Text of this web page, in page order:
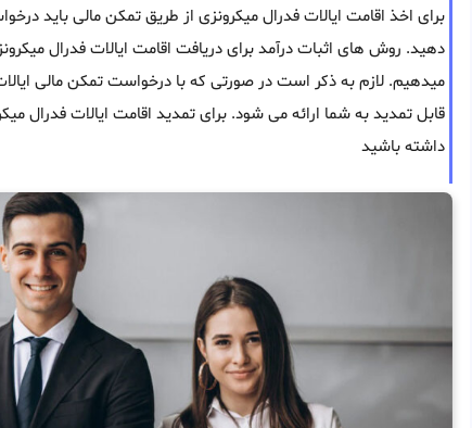
برای اخذ اقامت ایالات فدرال میکرونزی از طریق تمکن مالی باید
دهید. روش های اثبات درآمد برای دریافت اقامت ایالات فدرال
میدهیم. لازم به ذکر است در صورتی که با درخواست تمکن مالی
قابل تمدید به شما ارائه می شود. برای تمدید اقامت ایالات فدرال
داشته باشید